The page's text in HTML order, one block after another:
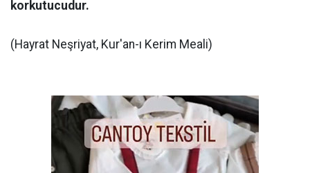
korkutucudur.
(Hayrat Neşriyat, Kur'an-ı Kerim Meali)